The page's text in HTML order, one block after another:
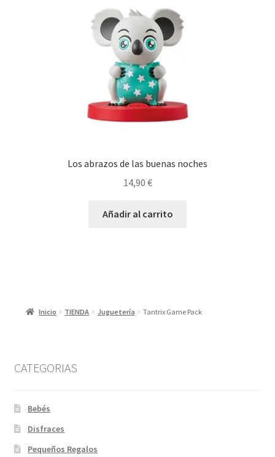
Los abrazos de las buenas noches
14,90 €
Añadir al carrito
Inicio TIENDA Juguetería Tantrix Game Pack
CATEGORIAS
Bebés
Disfraces
Pequeños Regalos